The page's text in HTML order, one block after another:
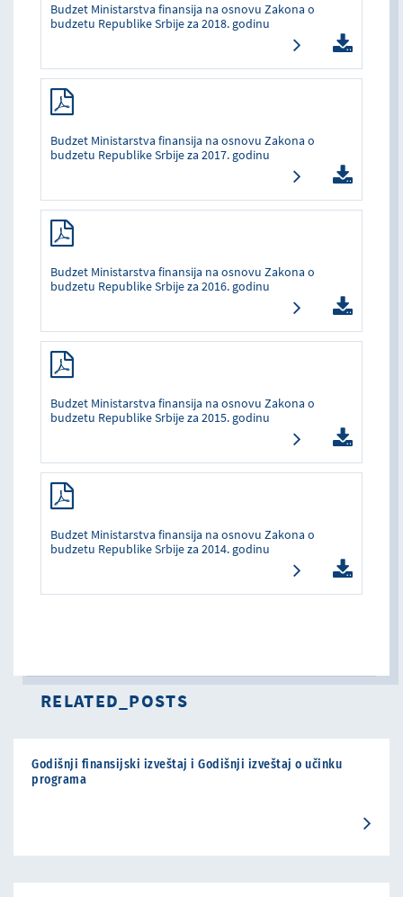
Budzet Ministarstva finansija na osnovu Zakona o
budzetu Republike Srbije za 2018. godinu
Budzet Ministarstva finansija na osnovu Zakona o
budzetu Republike Srbije za 2017. godinu
Budzet Ministarstva finansija na osnovu Zakona o
budzetu Republike Srbije za 2016. godinu
Budzet Ministarstva finansija na osnovu Zakona o
budzetu Republike Srbije za 2015. godinu
Budzet Ministarstva finansija na osnovu Zakona o
budzetu Republike Srbije za 2014. godinu
RELATED_POSTS
Godišnji finansijski izveštaj i Godišnji izveštaj o učinku
programa